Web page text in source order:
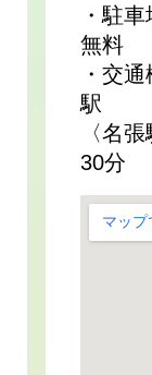
・駐
無料
・交
駅
〈名
30分